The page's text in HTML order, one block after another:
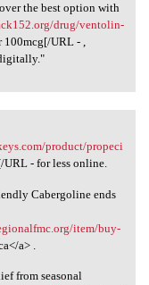
the best option with
drug/ventolin-
URL - ,
product/propeci
- for less online.
Cabergoline ends
item/buy-
a> .
from seasonal